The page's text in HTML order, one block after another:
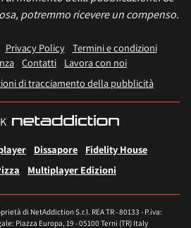
potremmo ricevere un compenso.
Privacy Policy
Termini e condizioni
Contatti
Lavora con noi
di tracciamento della pubblicità
Dissapore
Fidelity House
Multiplayer Edizioni
di NetAddiction S.r.l. REA TR - 80133 - P.iva:
Piazza Europa, 19 - 05100 Terni (TR) Italy